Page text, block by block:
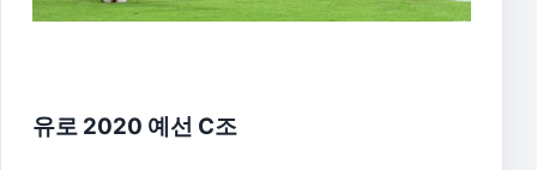
유로 2020 예선 C조